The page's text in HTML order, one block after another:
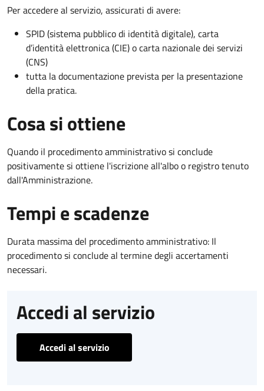
Per accedere al servizio, assicurati di avere:
SPID (sistema pubblico di identità digitale), carta
d’identità elettronica (CIE) o carta nazionale dei servizi
(CNS)
tutta la documentazione prevista per la presentazione
della pratica.
Cosa si ottiene
Quando il procedimento amministrativo si conclude
positivamente si ottiene l'iscrizione all'albo o registro tenuto
dall'Amministrazione.
Tempi e scadenze
Durata massima del procedimento amministrativo: Il
procedimento si conclude al termine degli accertamenti
necessari.
Accedi al servizio
Accedi al servizio